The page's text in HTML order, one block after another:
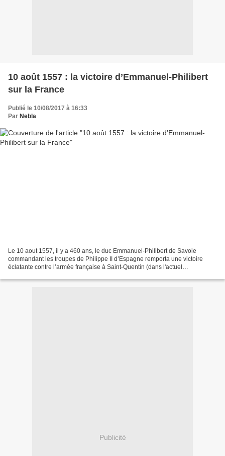
10 août 1557 : la victoire d’Emmanuel-Philibert
sur la France
Publié le 10/08/2017 à 16:33
Par Nebla
Le 10 aout 1557, il y a 460 ans, le duc Emmanuel-Philibert de Savoie
commandant les troupes de Philippe II d’Espagne remporta une victoire
éclatante contre l’armée française à Saint-Quentin (dans l'actuel
Publicité